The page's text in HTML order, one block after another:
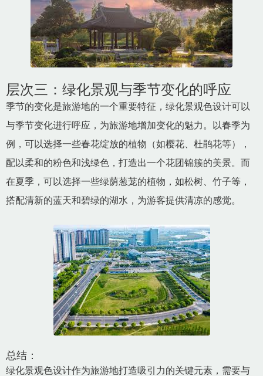
层次三：绿化景观与季节变化的呼应
季节的变化是旅游地的一个重要特征，绿化景观色设计可以
与季节变化进行呼应，为旅游地增加变化的魅力。以春季为
例，可以选择一些春花绽放的植物（如樱花、杜鹃花等），
配以柔和的粉色和浅绿色，打造出一个花团锦簇的美景。而
在夏季，可以选择一些绿荫葱茏的植物，如松树、竹子等，
搭配清新的蓝天和碧绿的湖水，为游客提供清凉的感觉。
总结：
绿化景观色设计作为旅游地打造吸引力的关键元素，需要与